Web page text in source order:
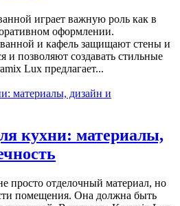
играет важную роль как в
оформлении.
и кафель защищают стены и
и позволяют создавать стильные
Lux предлагает...
кухни: материалы,
просто отделочный материал, но
помещения. Она должна быть